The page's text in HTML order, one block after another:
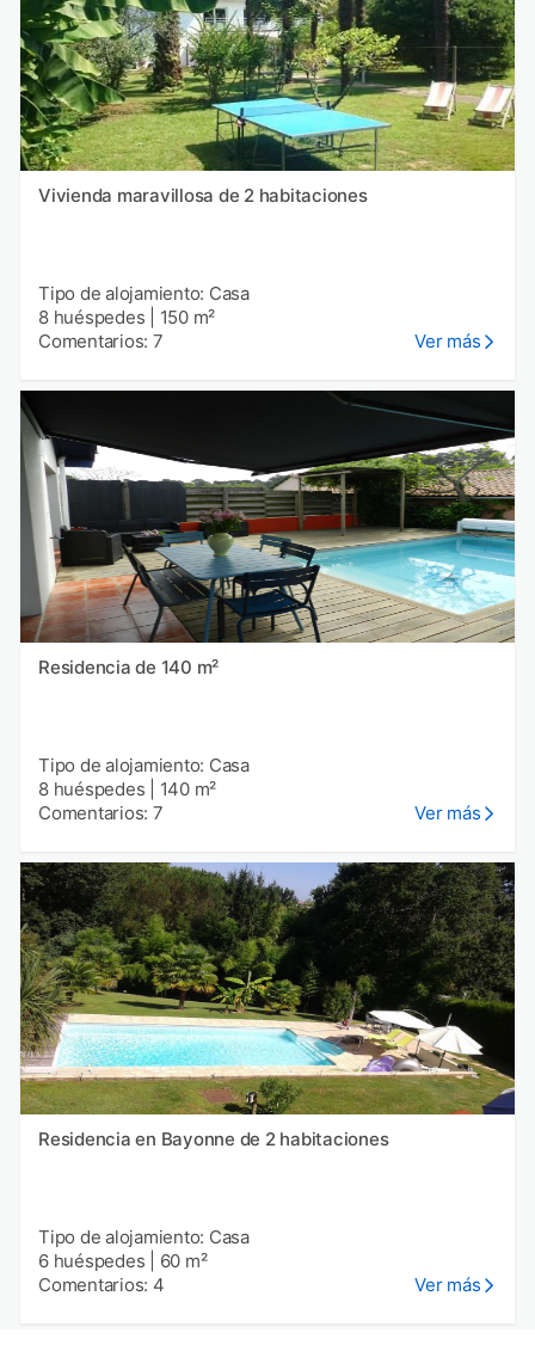
Vivienda maravillosa de 2 habitaciones
Tipo de alojamiento: Casa
8 huéspedes
150 m²
Comentarios: 7
Ver más
Residencia de 140 m²
Tipo de alojamiento: Casa
8 huéspedes
140 m²
Comentarios: 7
Ver más
Residencia en Bayonne de 2 habitaciones
Tipo de alojamiento: Casa
6 huéspedes
60 m²
Comentarios: 4
Ver más